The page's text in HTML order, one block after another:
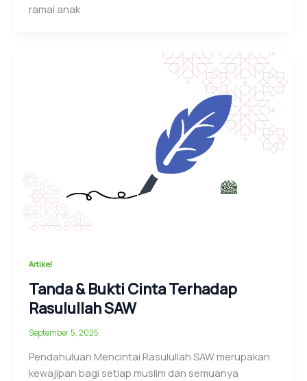
ramai anak
Artikel
Tanda & Bukti Cinta Terhadap
Rasulullah SAW
September 5, 2025
Pendahuluan Mencintai Rasulullah SAW merupakan
kewajipan bagi setiap muslim dan semuanya